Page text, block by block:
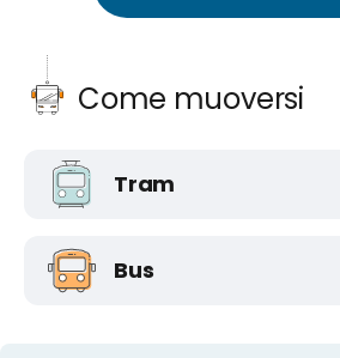
Come muoversi
Tram
Bus